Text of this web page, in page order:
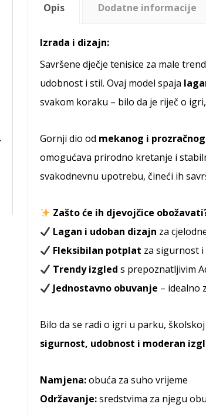
Opis Dodatne informacije
Izrada i dizajn:
Savršene dječje tenisice za male
udobnost i stil. Ovaj model spaja
svakom koraku – bilo da je riječ o
Gornji dio od mekanog i
omogućava prirodno kretanje i
svakodnevnu upotrebu, čineći ih
Zašto će ih djevojčice
Lagan i udoban dizajn za
Fleksibilan potplat za sigurnost
Trendy izgled s prepoznatljivim
Jednostavno obuvanje – idealno
Bilo da se radi o igri u parku,
sigurnost, udobnost i moderan
Namjena:obuća za suho vrijeme
Održavanje:sredstvima za njegu